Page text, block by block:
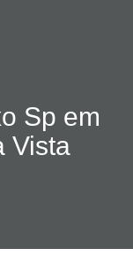
Sp em
Vista